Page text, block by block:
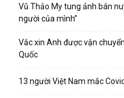
Vũ Thảo My tung ảnh bán
người của mình”
Vắc xin Anh được vận
Quốc
13 người Việt Nam mắc